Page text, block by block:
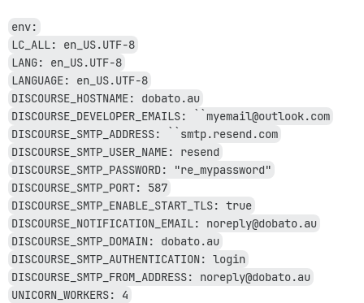
env:
LC_ALL: en_US.UTF-8
LANG: en_US.UTF-8
LANGUAGE: en_US.UTF-8
DISCOURSE_HOSTNAME: dobato.au
DISCOURSE_DEVELOPER_EMAILS: ``myemail@outlook.com
DISCOURSE_SMTP_ADDRESS: ``smtp.resend.com
DISCOURSE_SMTP_USER_NAME: resend
DISCOURSE_SMTP_PASSWORD: "re_mypassword"
DISCOURSE_SMTP_PORT: 587
DISCOURSE_SMTP_ENABLE_START_TLS: true
DISCOURSE_NOTIFICATION_EMAIL: noreply@dobato.au
DISCOURSE_SMTP_DOMAIN: dobato.au
DISCOURSE_SMTP_AUTHENTICATION: login
DISCOURSE_SMTP_FROM_ADDRESS: noreply@dobato.au
UNICORN_WORKERS: 4